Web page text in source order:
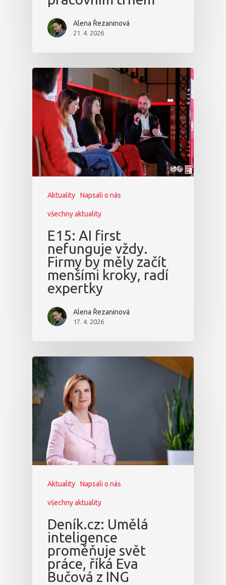
Alena Řezaninová
21. 4. 2026
Aktuality Napsali o nás
všechny aktuality
E15: AI first
nefunguje vždy.
Firmy by měly začít
menšími kroky, radí
expertky
Alena Řezaninová
17. 4. 2026
Aktuality Napsali o nás
všechny aktuality
Deník.cz: Umělá
inteligence
proměňuje svět
práce, říká Eva
Bučová z ING